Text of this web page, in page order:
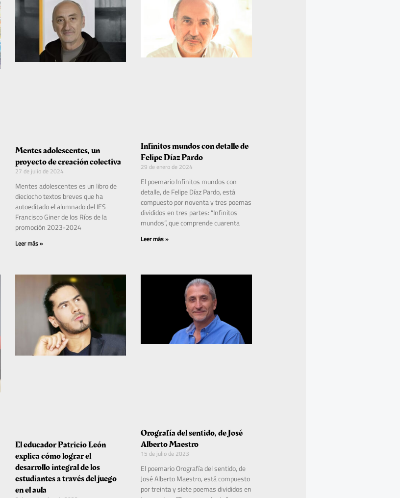
Mentes adolescentes, un
proyecto de creación colectiva
27 de julio de 2024
Mentes adolescentes es un libro de
dieciocho textos breves que ha
autoeditado el alumnado del IES
Francisco Giner de los Ríos de la
promoción 2023-2024
Leer más »
Infinitos mundos con detalle de
Felipe Díaz Pardo
29 de enero de 2024
El poemario Infinitos mundos con
detalle, de Felipe Díaz Pardo, está
compuesto por noventa y tres poemas
divididos en tres partes: “Infinitos
mundos”, que comprende cuarenta
Leer más »
El educador Patricio León
explica cómo lograr el
desarrollo integral de los
estudiantes a través del juego
en el aula
Orografía del sentido, de José
Alberto Maestro
15 de julio de 2023
El poemario Orografía del sentido, de
José Alberto Maestro, está compuesto
por treinta y siete poemas divididos en